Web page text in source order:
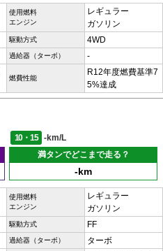
使用燃料
エンジン
レギュラー
ガソリン
駆動方式 4WD
過給器（ターボ） -
燃費性能
R12年度燃費基準7
5%達成
10・15
-km/L
満タンでどこまで走る？
-km
使用燃料
エンジン
レギュラー
ガソリン
駆動方式 FF
過給器（ターボ） ターボ